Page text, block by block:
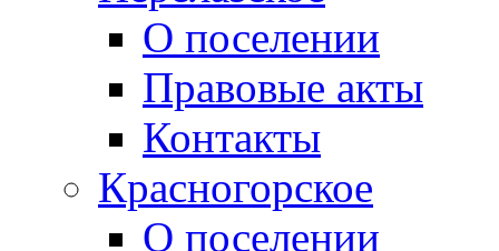
О поселении
Правовые акты
Контакты
Красногорское
О поселении